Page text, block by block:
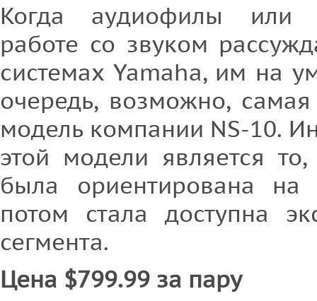
Когда аудиофилы или
работе со звуком
системах Yamaha, им на
очередь, возможно,
модель компании NS-10.
этой модели является
была ориентирована
потом стала доступна
сегмента.
Цена $799.99 за пару